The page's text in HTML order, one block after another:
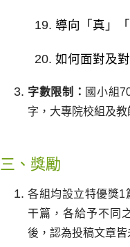
導向「真」
如何面對及
字數限制： 國小組
字，大專院校組及
三、獎勵
各組均設立特優獎1
干篇，各給予不同
後，認為投稿文章